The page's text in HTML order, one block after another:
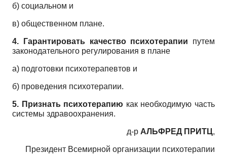
б) социальном и
в) общественном плане.
4. Гарантировать качество психотерапии путем
законодательного регулирования в плане
а) подготовки психотерапевтов и
б) проведения психотерапии.
5. Признать психотерапию как необходимую часть
системы здравоохранения.
д-р АЛЬФРЕД ПРИТЦ,
Президент Всемирной организации психотерапии